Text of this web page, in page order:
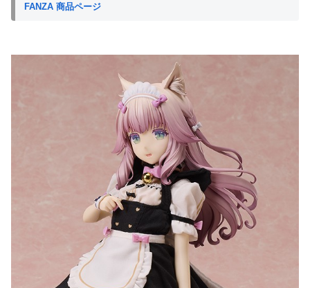
FANZA 商品ページ